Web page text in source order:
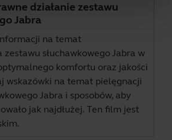
działanie zestawu
Jabra
na temat
zestawu słuchawkowego Jabra w
komfortu oraz jakości
wskazówki na temat pielęgnacji
Jabra i sposobów, aby
jak najdłużej. Ten film jest